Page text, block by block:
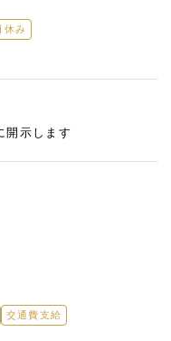
休み
開示します
交通費支給